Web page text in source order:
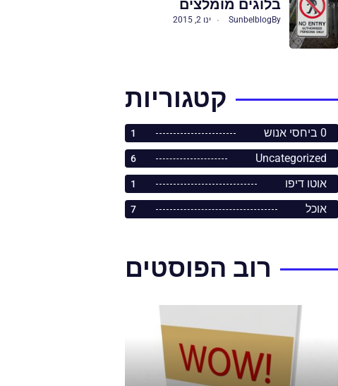
בלוגים מומלצים
By
Sunbelblog ינו 2, 2015
קטגוריות
0 ביחסי אנוש 1
Uncategorized
6
אוטו דיפו 1
אוכל 7
רוב הפוסטים